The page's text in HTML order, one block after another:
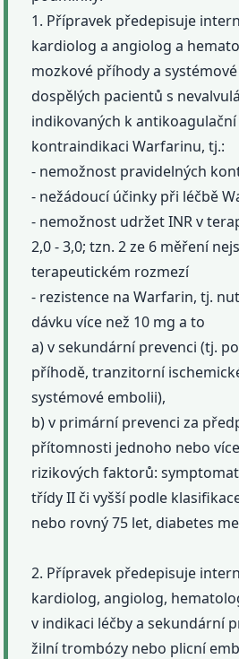
1. Přípravek předepisuje
kardiolog a angiolog a
mozkové příhody a
dospělých pacientů s
indikovaných k
kontraindikaci Warfarinu, tj.:
- nemožnost pravidelných
- nežádoucí účinky při léčbě
- nemožnost udržet INR v
2,0 - 3,0; tzn. 2 ze 6 měření
terapeutickém rozmezí
- rezistence na Warfarin, tj.
dávku více než 10 mg a to
a) v sekundární prevenci (tj.
příhodě, tranzitorní
systémové embolii),
b) v primární prevenci za
přítomnosti jednoho nebo
rizikových faktorů:
třídy II či vyšší podle
nebo rovný 75 let, diabetes
2. Přípravek předepisuje
kardiolog, angiolog,
v indikaci léčby a sekundární
žilní trombózy nebo plicní